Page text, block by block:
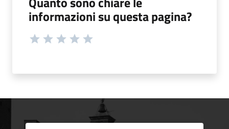
informazioni su questa pagina?